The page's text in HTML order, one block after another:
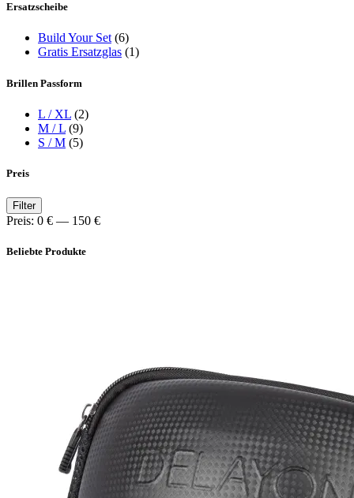
Ersatzscheibe
Build Your Set (6)
Gratis Ersatzglas (1)
Brillen Passform
L / XL (2)
M / L (9)
S / M (5)
Preis
Min.
Preis
Max.
Preis
Filter
Preis: 0 € — 150 €
Beliebte Produkte